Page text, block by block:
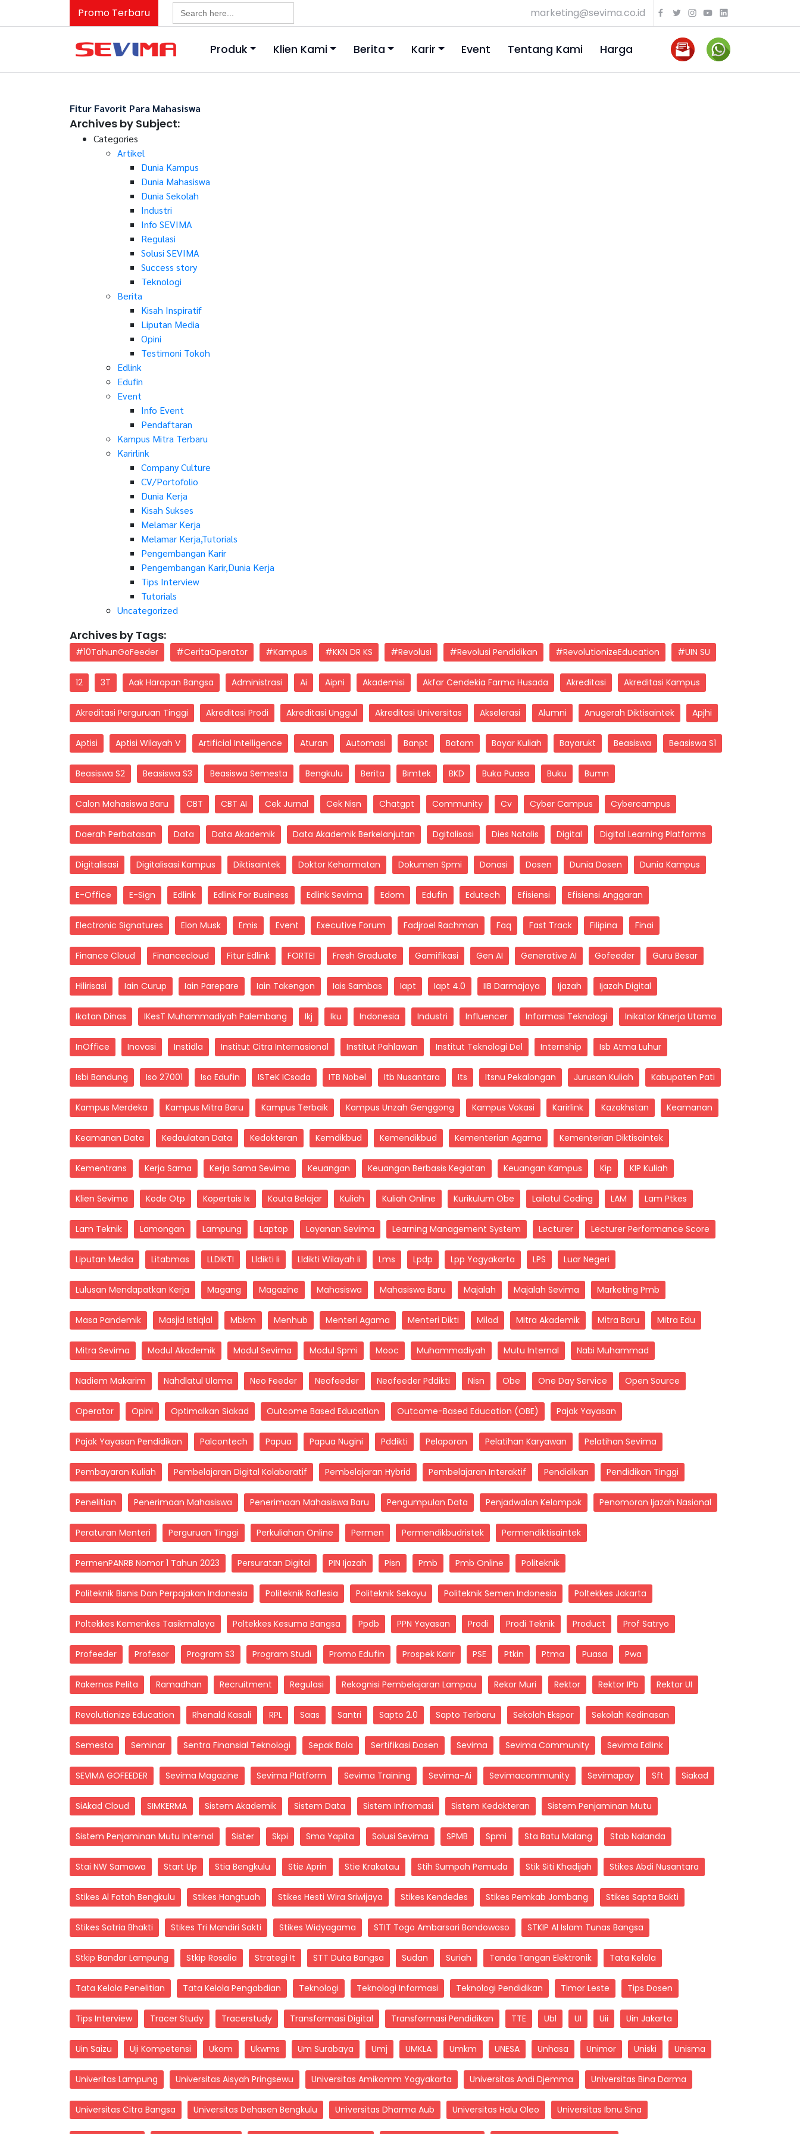
Promo Terbaru Search
for: marketing@sevima.co.id
Produk Klien Kami Berita Karir Event Tentang Kami Harga
Fitur Favorit Para Mahasiswa
Archives by Subject:
Categories
Artikel
Dunia Kampus
Dunia Mahasiswa
Dunia Sekolah
Industri
Info SEVIMA
Regulasi
Solusi SEVIMA
Success story
Teknologi
Berita
Kisah Inspiratif
Liputan Media
Opini
Testimoni Tokoh
Edlink
Edufin
Event
Info Event
Pendaftaran
Kampus Mitra Terbaru
Karirlink
Company Culture
CV/Portofolio
Dunia Kerja
Kisah Sukses
Melamar Kerja
Melamar Kerja,Tutorials
Pengembangan Karir
Pengembangan Karir,Dunia Kerja
Tips Interview
Tutorials
Uncategorized
Archives by Tags:
#10TahunGoFeeder #CeritaOperator #kampus #KKN DR KS #Revolusi #Revolusi Pendidikan #revolutionizeEducation #UIN SU
12 3T Aak Harapan Bangsa Administrasi Ai Aipni Akademisi Akfar Cendekia Farma Husada Akreditasi Akreditasi Kampus
Akreditasi Perguruan Tinggi Akreditasi Prodi Akreditasi Unggul Akreditasi Universitas Akselerasi Alumni Anugerah Diktisaintek Apjhi
Aptisi Aptisi Wilayah V Artificial Intelligence Aturan Automasi Banpt Batam Bayar Kuliah Bayarukt Beasiswa Beasiswa S1
Beasiswa S2 Beasiswa S3 Beasiswa Semesta Bengkulu Berita Bimtek BKD Buka Puasa Buku Bumn
Calon Mahasiswa Baru CBT CBT AI Cek Jurnal Cek Nisn Chatgpt Community Cv Cyber Campus Cybercampus
Daerah Perbatasan Data Data Akademik Data Akademik Berkelanjutan Dgitalisasi Dies Natalis Digital Digital Learning Platforms
Digitalisasi Digitalisasi Kampus Diktisaintek Doktor Kehormatan Dokumen Spmi Donasi Dosen Dunia Dosen Dunia Kampus
E-Office E-Sign Edlink Edlink For Business Edlink Sevima Edom Edufin Edutech Efisiensi Efisiensi Anggaran
Electronic Signatures Elon Musk Emis Event Executive Forum Fadjroel Rachman Faq Fast Track Filipina Finai
Finance Cloud Financecloud Fitur Edlink FORTEI Fresh Graduate Gamifikasi Gen AI Generative AI Gofeeder Guru Besar
Hilirisasi Iain Curup Iain Parepare Iain Takengon Iais Sambas Iapt Iapt 4.0 IIB Darmajaya Ijazah Ijazah Digital
Ikatan Dinas IKesT Muhammadiyah Palembang Ikj Iku Indonesia Industri Influencer Informasi Teknologi Inikator Kinerja Utama
InOffice Inovasi Instidla Institut Citra Internasional Institut Pahlawan Institut Teknologi Del Internship Isb Atma Luhur
Isbi Bandung Iso 27001 Iso Edufin ISTeK ICsada ITB Nobel Itb Nusantara Its Itsnu Pekalongan Jurusan Kuliah Kabupaten Pati
Kampus Merdeka Kampus Mitra Baru Kampus Terbaik Kampus Unzah Genggong Kampus Vokasi Karirlink Kazakhstan Keamanan
Keamanan Data Kedaulatan Data Kedokteran Kemdikbud Kemendikbud Kementerian Agama Kementerian Diktisaintek
Kementrans Kerja Sama Kerja Sama Sevima Keuangan Keuangan Berbasis Kegiatan Keuangan Kampus Kip KIP Kuliah
Klien Sevima Kode Otp Kopertais Ix Kouta Belajar Kuliah Kuliah Online Kurikulum Obe Lailatul Coding LAM Lam Ptkes
Lam Teknik Lamongan Lampung Laptop Layanan Sevima Learning Management System Lecturer Lecturer Performance Score
Liputan Media Litabmas LLDIKTI Lldikti Ii Lldikti Wilayah Ii Lms Lpdp Lpp Yogyakarta LPS Luar Negeri
Lulusan Mendapatkan Kerja Magang Magazine Mahasiswa Mahasiswa Baru Majalah Majalah Sevima Marketing Pmb
Masa Pandemik Masjid Istiqlal Mbkm Menhub Menteri Agama Menteri Dikti Milad Mitra Akademik Mitra Baru Mitra Edu
Mitra Sevima Modul Akademik Modul Sevima Modul Spmi Mooc Muhammadiyah Mutu Internal Nabi Muhammad
Nadiem Makarim Nahdlatul Ulama Neo Feeder Neofeeder Neofeeder Pddikti Nisn Obe One Day Service Open Source
Operator Opini Optimalkan Siakad Outcome Based Education Outcome-Based Education (OBE) Pajak Yayasan
Pajak Yayasan Pendidikan Palcontech Papua Papua Nugini Pddikti Pelaporan Pelatihan Karyawan Pelatihan Sevima
Pembayaran Kuliah Pembelajaran Digital Kolaboratif Pembelajaran Hybrid Pembelajaran Interaktif Pendidikan Pendidikan Tinggi
Penelitian Penerimaan Mahasiswa Penerimaan Mahasiswa Baru Pengumpulan Data Penjadwalan Kelompok Penomoran Ijazah Nasional
Peraturan Menteri Perguruan Tinggi Perkuliahan Online Permen Permendikbudristek Permendiktisaintek
PermenPANRB Nomor 1 Tahun 2023 Persuratan Digital PIN Ijazah Pisn Pmb Pmb Online Politeknik
Politeknik Bisnis Dan Perpajakan Indonesia Politeknik Raflesia Politeknik Sekayu Politeknik Semen Indonesia Poltekkes Jakarta
Poltekkes Kemenkes Tasikmalaya Poltekkes Kesuma Bangsa Ppdb PPN Yayasan Prodi Prodi Teknik Product Prof Satryo
Profeeder Profesor Program S3 Program Studi Promo Edufin Prospek Karir PSE Ptkin Ptma Puasa Pwa
Rakernas Pelita Ramadhan Recruitment Regulasi Rekognisi Pembelajaran Lampau Rekor Muri Rektor Rektor IPb Rektor UI
Revolutionize Education Rhenald Kasali RPL Saas Santri Sapto 2.0 Sapto Terbaru Sekolah Ekspor Sekolah Kedinasan
Semesta Seminar Sentra Finansial Teknologi Sepak Bola Sertifikasi Dosen Sevima Sevima Community Sevima Edlink
SEVIMA GOFEEDER Sevima Magazine Sevima Platform Sevima Training Sevima-Ai Sevimacommunity Sevimapay Sft Siakad
SiAkad Cloud SIMKERMA Sistem Akademik Sistem Data Sistem Infromasi Sistem Kedokteran Sistem Penjaminan Mutu
Sistem Penjaminan Mutu Internal Sister Skpi Sma Yapita Solusi Sevima SPMB Spmi Sta Batu Malang Stab Nalanda
Stai NW Samawa Start Up Stia Bengkulu Stie Aprin Stie Krakatau Stih Sumpah Pemuda Stik Siti Khadijah Stikes Abdi Nusantara
Stikes Al Fatah Bengkulu Stikes Hangtuah Stikes Hesti Wira Sriwijaya Stikes Kendedes Stikes Pemkab Jombang Stikes Sapta Bakti
Stikes Satria Bhakti Stikes Tri Mandiri Sakti Stikes Widyagama STIT Togo Ambarsari Bondowoso STKIP Al Islam Tunas Bangsa
Stkip Bandar Lampung Stkip Rosalia Strategi It STT Duta Bangsa Sudan Suriah Tanda Tangan Elektronik Tata Kelola
Tata Kelola Penelitian Tata Kelola Pengabdian Teknologi Teknologi Informasi Teknologi Pendidikan Timor Leste Tips Dosen
Tips Interview Tracer Study Tracerstudy Transformasi Digital Transformasi Pendidikan TTE Ubl UI Uii Uin Jakarta
Uin Saizu Uji Kompetensi Ukom Ukwms Um Surabaya Umj UMKLA Umkm UNESA Unhasa Unimor Uniski Unisma
Univeritas Lampung Universitas Aisyah Pringsewu Universitas Amikomm Yogyakarta Universitas Andi Djemma Universitas Bina Darma
Universitas Citra Bangsa Universitas Dehasen Bengkulu Universitas Dharma Aub Universitas Halu Oleo Universitas Ibnu Sina